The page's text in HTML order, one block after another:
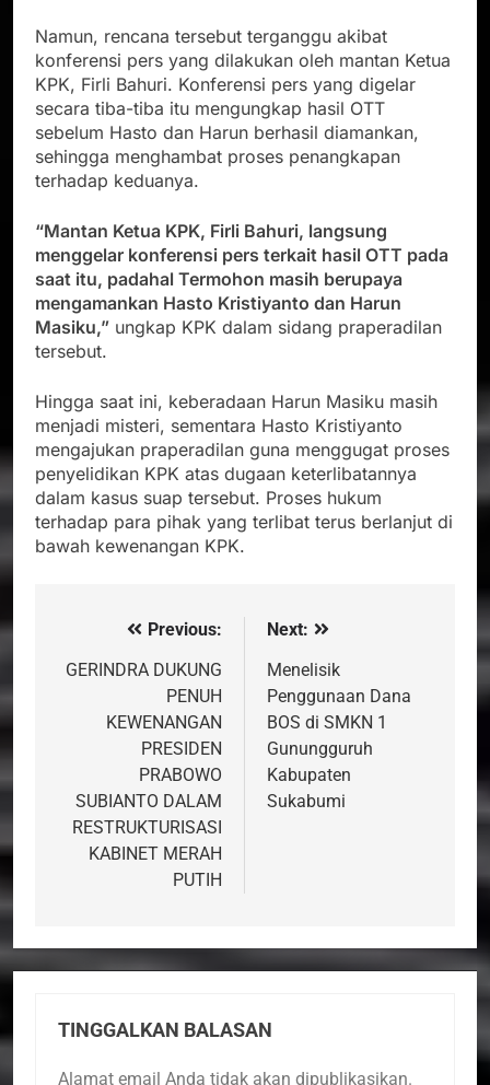
Namun, rencana tersebut terganggu akibat
konferensi pers yang dilakukan oleh mantan Ketua
KPK, Firli Bahuri. Konferensi pers yang digelar
secara tiba-tiba itu mengungkap hasil OTT
sebelum Hasto dan Harun berhasil diamankan,
sehingga menghambat proses penangkapan
terhadap keduanya.
“Mantan Ketua KPK, Firli Bahuri, langsung
menggelar konferensi pers terkait hasil OTT pada
saat itu, padahal Termohon masih berupaya
mengamankan Hasto Kristiyanto dan Harun
Masiku,” ungkap KPK dalam sidang praperadilan
tersebut.
Hingga saat ini, keberadaan Harun Masiku masih
menjadi misteri, sementara Hasto Kristiyanto
mengajukan praperadilan guna menggugat proses
penyelidikan KPK atas dugaan keterlibatannya
dalam kasus suap tersebut. Proses hukum
terhadap para pihak yang terlibat terus berlanjut di
bawah kewenangan KPK.
Navigasi
pos
Previous:
GERINDRA DUKUNG
PENUH
KEWENANGAN
PRESIDEN
PRABOWO
SUBIANTO DALAM
RESTRUKTURISASI
KABINET MERAH
PUTIH
Next:
Menelisik
Penggunaan Dana
BOS di SMKN 1
Gunungguruh
Kabupaten
Sukabumi
TINGGALKAN BALASAN
Alamat email Anda tidak akan dipublikasikan.